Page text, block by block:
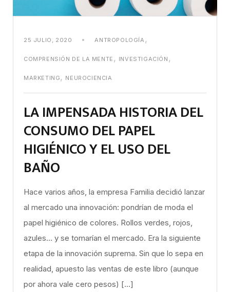
25 JULIO, 2020 ANTROPOLOGÍA ,
COMPRENSIÓN DE LA MENTE , INVESTIGACIÓN ,
MARKETING, NEUROCIENCIA
LA IMPENSADA HISTORIA DEL
CONSUMO DEL PAPEL
HIGIÉNICO Y EL USO DEL
BAÑO
Hace varios años, la empresa Familia decidió lanzar
al mercado una innovación: pondrían de moda el
papel higiénico de colores. Rollos verdes, rojos,
azules… y se tomarían el mercado. Era la siguiente
etapa de la innovación suprema. Sin que lo sepa en
realidad, apuesto las ventas de este libro (aunque
por ahora vale cero pesos) […]